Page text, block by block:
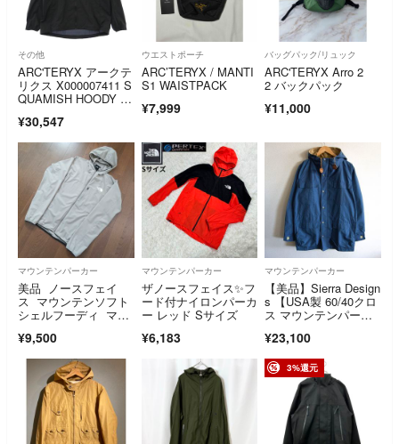
その他
ARC'TERYX アークテ
リクス X000007411 S
QUAMISH HOODY ス
ィナイロン ジップア
ップ ジャケット ブラ
ック系 L【中古】
¥30,547
ウエストポーチ
ARC’TERYX / MANTI
S1 WAISTPACK
¥7,999
バッグパック/リュック
ARC'TERYX Arro 2
2 バックパック
¥11,000
マウンテンパーカー
美品 ノースフェイ
ス マウンテンソフト
シェルフーディ マウ
ジュ L
¥9,500
マウンテンパーカー
ザノースフェイス✨フ
ード付ナイロンパーカ
ー レッド Sサイズ
¥6,183
マウンテンパーカー
【美品】Sierra Design
s 【USA製 60/40クロ
ス マウンテンパーカ
ット シエラデザイ
ン 26070390
¥23,100
3%還元